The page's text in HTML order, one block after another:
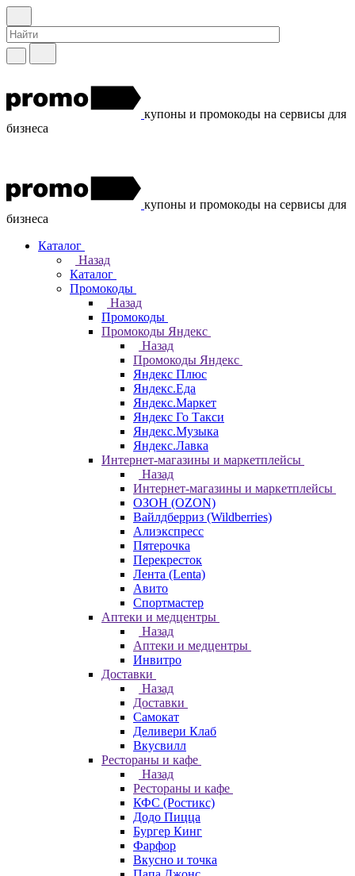
купоны и промокоды на сервисы для
бизнеса
купоны и промокоды на сервисы для
бизнеса
Каталог
Назад
Каталог
Промокоды
Назад
Промокоды
Промокоды Яндекс
Назад
Промокоды Яндекс
Яндекс Плюс
Яндекс.Еда
Яндекс.Маркет
Яндекс Го Такси
Яндекс.Музыка
Яндекс.Лавка
Интернет-магазины и маркетплейсы
Назад
Интернет-магазины и маркетплейсы
ОЗОН (OZON)
Вайлдберриз (Wildberries)
Алиэкспресс
Пятерочка
Перекресток
Лента (Lenta)
Авито
Спортмастер
Аптеки и медцентры
Назад
Аптеки и медцентры
Инвитро
Доставки
Назад
Доставки
Самокат
Деливери Клаб
Вкусвилл
Рестораны и кафе
Назад
Рестораны и кафе
КФС (Ростикс)
Додо Пицца
Бургер Кинг
Фарфор
Вкусно и точка